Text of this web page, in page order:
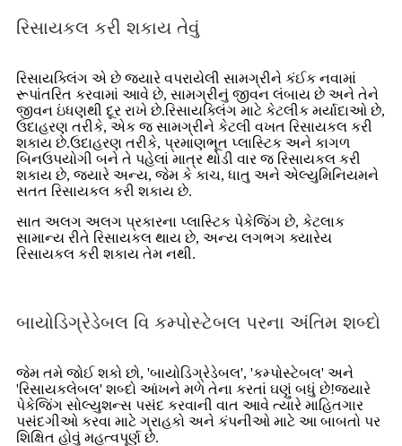
રિસાયકલ કરી શકાય તેવું
રિસાયક્લિંગ એ છે જ્યારે વપરાયેલી સામગ્રીને કંઈક નવામાં
રૂપાંતરિત કરવામાં આવે છે, સામગ્રીનું જીવન લંબાય છે અને તેને
જીવન ઇંધણથી દૂર રાખે છે.રિસાયક્લિંગ માટે કેટલીક મર્યાદાઓ છે,
ઉદાહરણ તરીકે, એક જ સામગ્રીને કેટલી વખત રિસાયકલ કરી
શકાય છે.ઉદાહરણ તરીકે, પ્રમાણભૂત પ્લાસ્ટિક અને કાગળ
બિનઉપયોગી બને તે પહેલાં માત્ર થોડી વાર જ રિસાયકલ કરી
શકાય છે, જ્યારે અન્ય, જેમ કે કાચ, ધાતુ અને એલ્યુમિનિયમને
સતત રિસાયકલ કરી શકાય છે.
સાત અલગ અલગ પ્રકારના પ્લાસ્ટિક પેકેજિંગ છે, કેટલાક
સામાન્ય રીતે રિસાયકલ થાય છે, અન્ય લગભગ ક્યારેય
રિસાયકલ કરી શકાય તેમ નથી.
બાયોડિગ્રેડેબલ વિ કમ્પોસ્ટેબલ પરના અંતિમ શબ્દો
જેમ તમે જોઈ શકો છો, 'બાયોડિગ્રેડેબલ', 'કમ્પોસ્ટેબલ' અને
'રિસાયકલેબલ' શબ્દો આંખને મળે તેના કરતાં ઘણું બધું છે!જ્યારે
પેકેજિંગ સોલ્યુશન્સ પસંદ કરવાની વાત આવે ત્યારે માહિતગાર
પસંદગીઓ કરવા માટે ગ્રાહકો અને કંપનીઓ માટે આ બાબતો પર
શિક્ષિત હોવું મહત્વપૂર્ણ છે.